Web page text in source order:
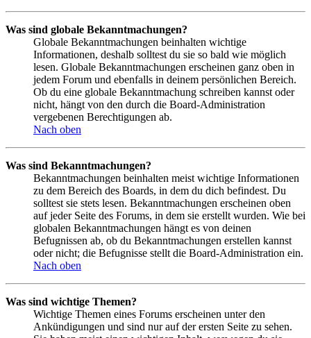
Was sind globale Bekanntmachungen?
Globale Bekanntmachungen beinhalten wichtige
Informationen, deshalb solltest du sie so bald wie möglich
lesen. Globale Bekanntmachungen erscheinen ganz oben in
jedem Forum und ebenfalls in deinem persönlichen Bereich.
Ob du eine globale Bekanntmachung schreiben kannst oder
nicht, hängt von den durch die Board-Administration
vergebenen Berechtigungen ab.
Nach oben
Was sind Bekanntmachungen?
Bekanntmachungen beinhalten meist wichtige Informationen
zu dem Bereich des Boards, in dem du dich befindest. Du
solltest sie stets lesen. Bekanntmachungen erscheinen oben
auf jeder Seite des Forums, in dem sie erstellt wurden. Wie bei
globalen Bekanntmachungen hängt es von deinen
Befugnissen ab, ob du Bekanntmachungen erstellen kannst
oder nicht; die Befugnisse stellt die Board-Administration ein.
Nach oben
Was sind wichtige Themen?
Wichtige Themen eines Forums erscheinen unter den
Ankündigungen und sind nur auf der ersten Seite zu sehen.